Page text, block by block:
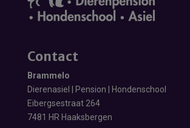
Contact
Brammelo
Dierenasiel | Pension | Hondenschool
Eibergsestraat 264
7481 HR Haaksbergen